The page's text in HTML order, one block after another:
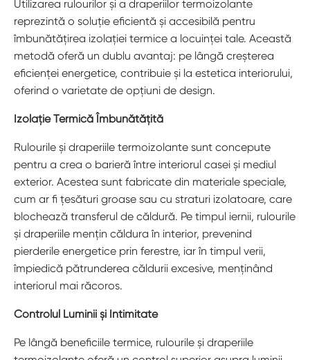
Utilizarea rulourilor și a draperiilor termoizolante
reprezintă o soluție eficientă și accesibilă pentru
îmbunătățirea izolației termice a locuinței tale. Această
metodă oferă un dublu avantaj: pe lângă creșterea
eficienței energetice, contribuie și la estetica interiorului,
oferind o varietate de opțiuni de design.
Izolație Termică Îmbunătățită
Rulourile și draperiile termoizolante sunt concepute
pentru a crea o barieră între interiorul casei și mediul
exterior. Acestea sunt fabricate din materiale speciale,
cum ar fi țesături groase sau cu straturi izolatoare, care
blochează transferul de căldură. Pe timpul iernii, rulourile
și draperiile mențin căldura în interior, prevenind
pierderile energetice prin ferestre, iar în timpul verii,
împiedică pătrunderea căldurii excesive, menținând
interiorul mai răcoros.
Controlul Luminii și Intimitate
Pe lângă beneficiile termice, rulourile și draperiile